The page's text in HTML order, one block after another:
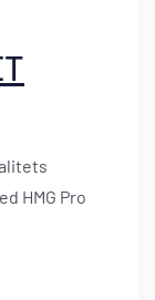
HMG Pro